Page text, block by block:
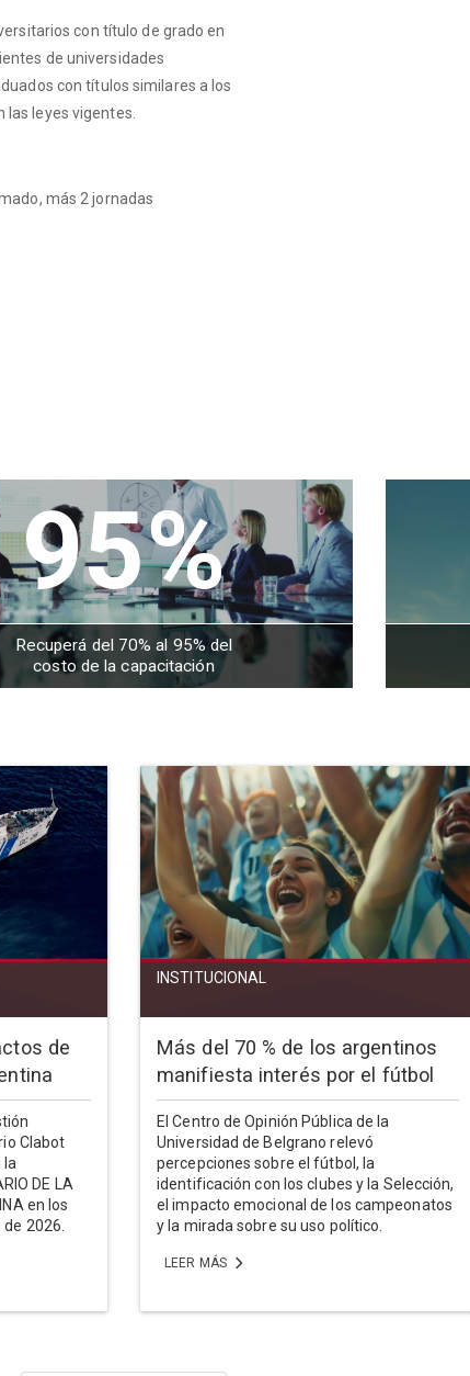
con título de grado en
de universidades
con títulos similares a los
leyes vigentes.
más 2 jornadas
95%
Recuperá del 70% al 95% del
costo de la capacitación
de
Clabot
la
DE LA
en los
2026.
INSTITUCIONAL
Más del 70 % de los argentinos
manifiesta interés por el fútbol
El Centro de Opinión Pública de la
Universidad de Belgrano relevó
percepciones sobre el fútbol, la
identificación con los clubes y la Selección,
el impacto emocional de los campeonatos
y la mirada sobre su uso político.
LEER MÁS